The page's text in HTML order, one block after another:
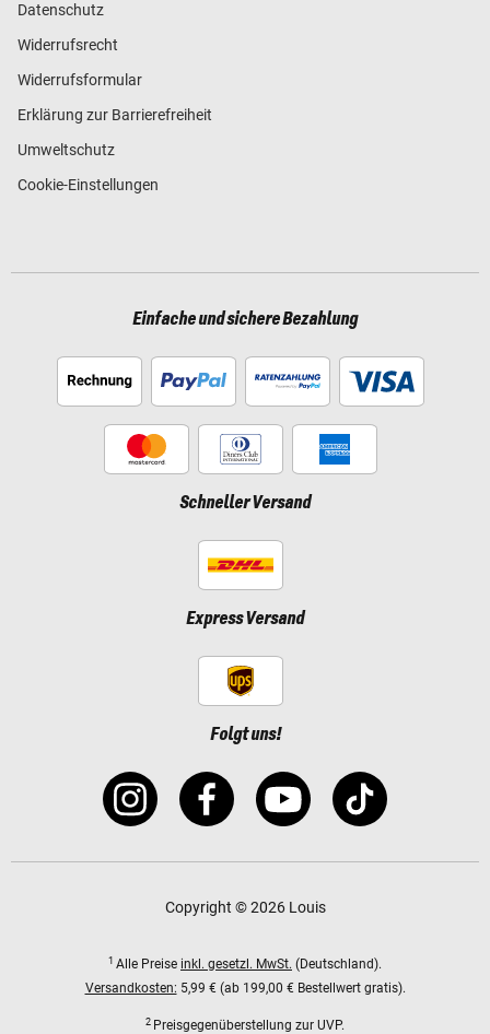
Datenschutz
Widerrufsrecht
Widerrufsformular
Erklärung zur Barrierefreiheit
Umweltschutz
Cookie-Einstellungen
Einfache und sichere Bezahlung
Schneller Versand
Express Versand
Folgt uns!
Copyright © 2026 Louis
1 Alle Preise inkl. gesetzl. MwSt. (Deutschland).
Versandkosten: 5,99 € (ab 199,00 € Bestellwert gratis).
2 Preisgegenüberstellung zur UVP.